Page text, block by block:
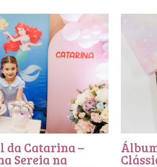
da Catarina –
Sereia na